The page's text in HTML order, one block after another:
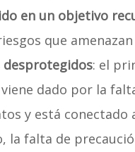
en un objetivo
que
desprotegidos: el
dado por la
y está
la falta de